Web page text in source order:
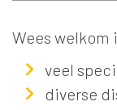
Wees welkom
veel
diverse